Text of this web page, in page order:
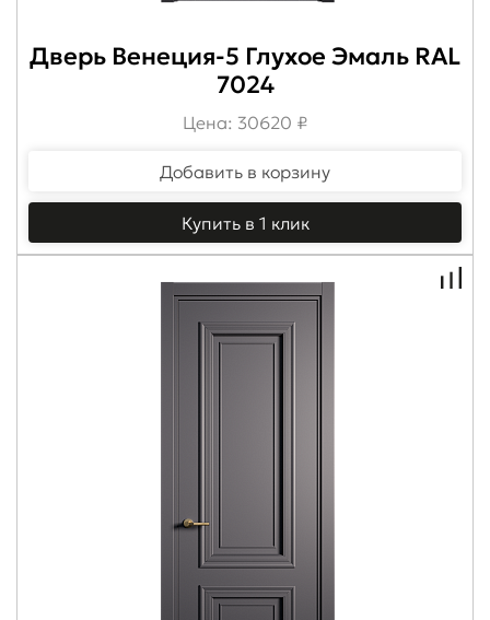
Дверь Венеция-5 Глухое Эмаль RAL
7024
Цена: 30620 ₽
Добавить в корзину
Купить в 1 клик